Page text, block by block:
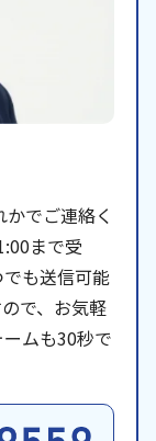
でご連絡く
まで受
も送信可能
で、お気軽
ムも30秒で